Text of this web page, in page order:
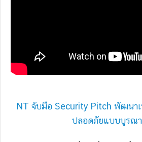
NT จับมือ Security Pitch พัฒนา
ปลอดภัยแบบบูรณา